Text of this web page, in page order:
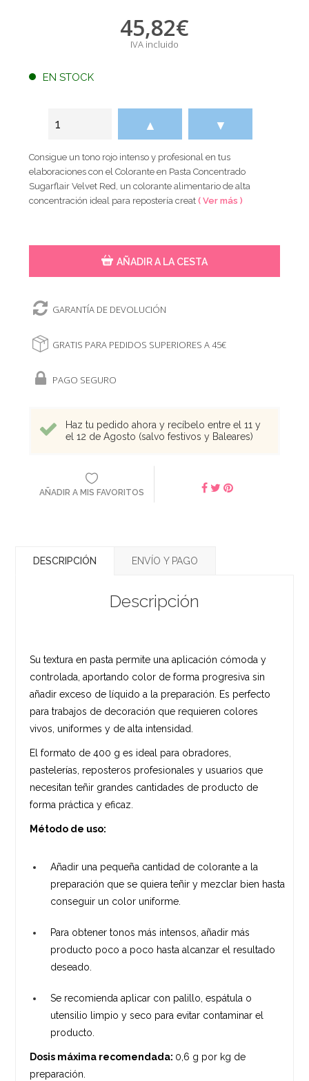
45,82€
IVA incluido
EN STOCK
▲ ▼
Consigue un tono rojo intenso y profesional en tus
elaboraciones con el Colorante en Pasta Concentrado
Sugarflair Velvet Red, un colorante alimentario de alta
concentración ideal para repostería creat( Ver más )
AÑADIR A LA CESTA
GARANTÍA DE DEVOLUCIÓN
GRATIS PARA PEDIDOS SUPERIORES A 45€
PAGO SEGURO
Haz tu pedido ahora y recíbelo entre el 11 y
el 12 de Agosto (salvo festivos y Baleares)
AÑADIR A MIS FAVORITOS
DESCRIPCIÓN ENVÍO Y PAGO
Descripción
Su textura en pasta permite una aplicación cómoda y
controlada, aportando color de forma progresiva sin
añadir exceso de líquido a la preparación. Es perfecto
para trabajos de decoración que requieren colores
vivos, uniformes y de alta intensidad.
El formato de 400 g es ideal para obradores,
pastelerías, reposteros profesionales y usuarios que
necesitan teñir grandes cantidades de producto de
forma práctica y eficaz.
Método de uso:
Añadir una pequeña cantidad de colorante a la
preparación que se quiera teñir y mezclar bien hasta
conseguir un color uniforme.
Para obtener tonos más intensos, añadir más
producto poco a poco hasta alcanzar el resultado
deseado.
Se recomienda aplicar con palillo, espátula o
utensilio limpio y seco para evitar contaminar el
producto.
Dosis máxima recomendada: 0,6 g por kg de
preparación.